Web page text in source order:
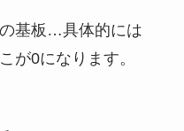
基板…具体的には
が0になります。